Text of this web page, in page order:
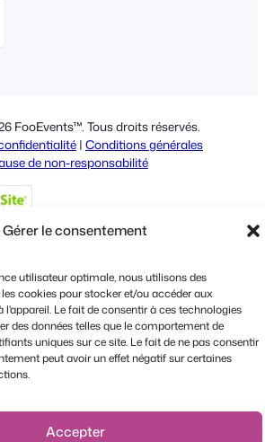
Gérer le consentement
utilisateur optimale, nous utilisons des
cookies pour stocker et/ou accéder aux
Le fait de consentir à ces technologies
des données telles que le comportement de
uniques sur ce site. Le fait de ne pas consentir
peut avoir un effet négatif sur certaines
Accepter
FooEvents™. Tous droits réservés.
| Conditions générales
de non-responsabilité
X